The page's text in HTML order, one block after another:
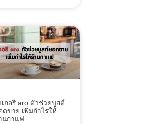
เกอรี aro ตัวช่วยบูสต์
ดขาย เพิ่มกำไรให้
นกาแฟ